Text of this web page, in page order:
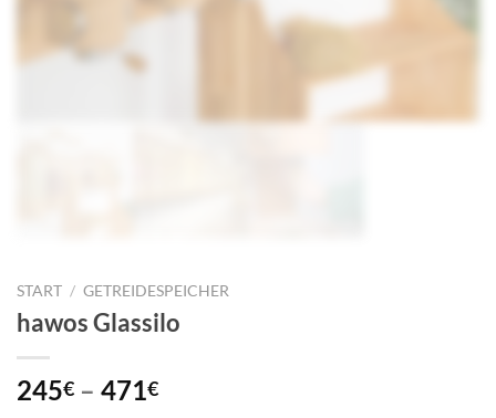
START / GETREIDESPEICHER
hawos Glassilo
245€ – 471€Preisspanne: